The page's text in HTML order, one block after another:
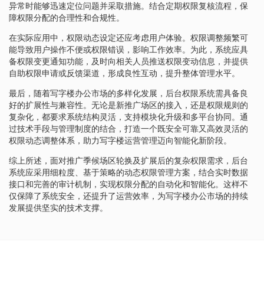
异常时能够迅速定位问题并采取措施。结合定期权限复核流程，保
障权限分配的合理性和合规性。
在实际应用中，权限动态设定还应考虑用户体验。权限调整频繁可
能导致用户操作不便或权限错误，影响工作效率。为此，系统应具
备权限变更通知功能，及时向相关人员推送权限变动信息，并提供
自助权限申请或反馈渠道，形成良性互动，提升整体管理水平。
最后，随着写字楼办公市场的多样化发展，后台权限系统需具备良
好的扩展性与兼容性。无论是新推广场区的接入，还是权限规则的
复杂化，都要求系统结构灵活，支持模块化升级和多平台协同。通
过技术手段与管理制度的结合，打造一个既安全可靠又高效灵活的
权限动态调整体系，助力写字楼运营管理迈向智能化新阶段。
综上所述，面对推广季候场区轮换及扩展后的复杂权限需求，后台
系统应采用细粒度、基于策略的动态权限管理方案，结合实时数据
接口和完善的审计机制，实现权限分配的自动化和智能化。这样不
仅保障了系统安全，还提升了运营效率，为写字楼办公市场的持续
发展提供坚实的技术支撑。